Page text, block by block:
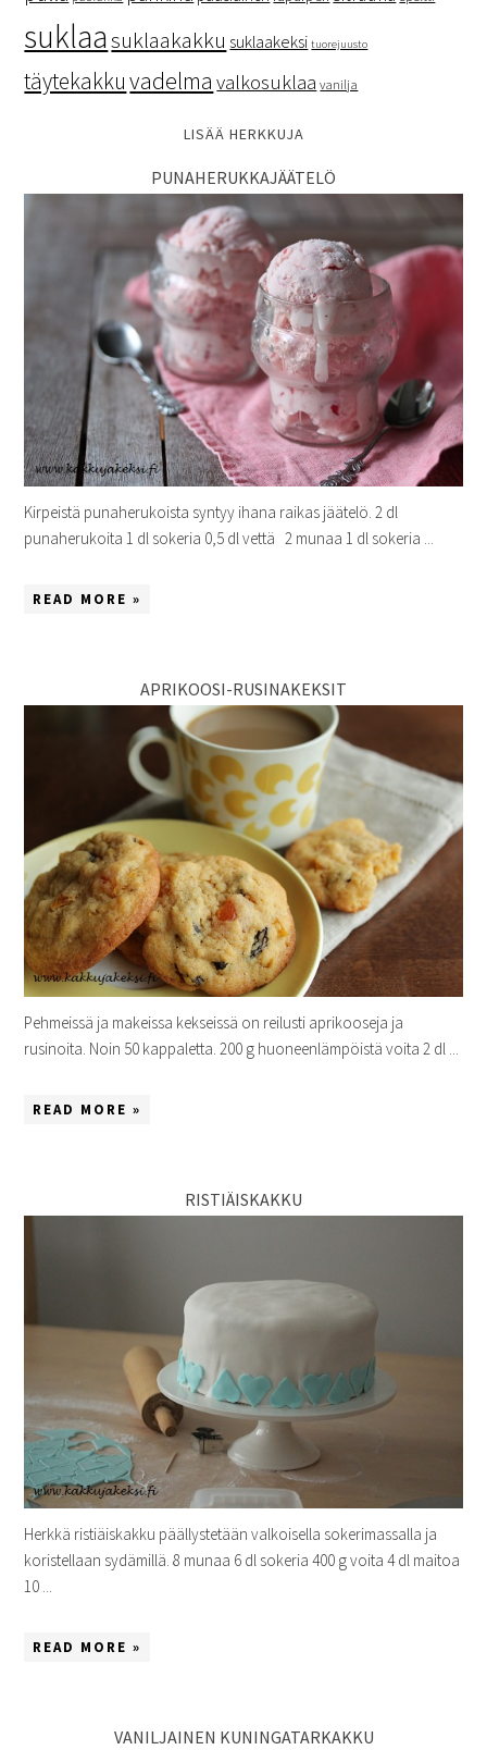
suklaa suklaakakku suklaakeksi tuorejuusto
täytekakkuvadelma valkosuklaa vanilja
LISÄÄ HERKKUJA
PUNAHERUKKAJÄÄTELÖ
Kirpeistä punaherukoista syntyy ihana raikas jäätelö. 2 dl
punaherukoita 1 dl sokeria 0,5 dl vettä 2 munaa 1 dl sokeria ...
READ MORE »
APRIKOOSI-RUSINAKEKSIT
Pehmeissä ja makeissa kekseissä on reilusti aprikooseja ja
rusinoita. Noin 50 kappaletta. 200 g huoneenlämpöistä voita 2 dl ...
READ MORE »
RISTIÄISKAKKU
Herkkä ristiäiskakku päällystetään valkoisella sokerimassalla ja
koristellaan sydämillä. 8 munaa 6 dl sokeria 400 g voita 4 dl maitoa
10 ...
READ MORE »
VANILJAINEN KUNINGATARKAKKU